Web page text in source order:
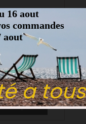
HOBBYWING
(0)
560µF -
HW86030030
€
au panier
a tous
16 aout
commandes
aout